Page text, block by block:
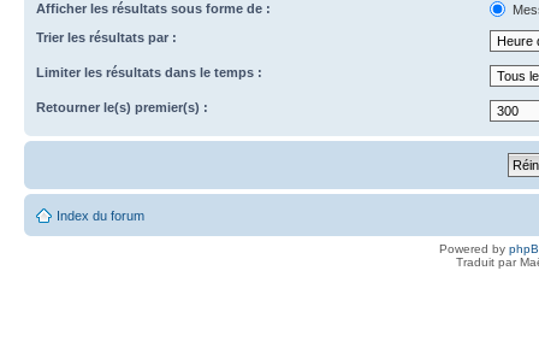
Afficher les résultats sous forme de :
Trier les résultats par :
Limiter les résultats dans le temps :
Retourner le(s) premier(s) :
Index du forum
Powered by
Traduit par